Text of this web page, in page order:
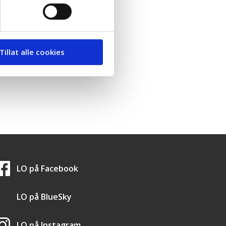
Tillat alle cookies
i sosiale medier
LO på Facebook
LO på BlueSky